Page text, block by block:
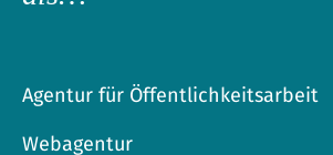
Agentur für Öffentlichkeitsarbeit
Webagentur